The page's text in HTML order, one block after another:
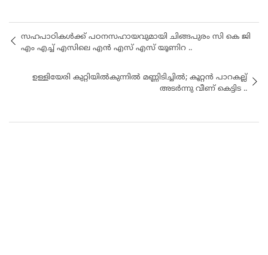
സഹപാഠികൾക്ക് പഠനസഹായവുമായി ചിങ്ങപുരം സി കെ ജി
എം എച്ച് എസിലെ എൻ എസ് എസ് യൂണിറ ..
ഉള്ളിയേരി കുറ്റിയിൽകുന്നിൽ മണ്ണിടിച്ചിൽ; കൂറ്റൻ പാറകല്ല്
അടർന്നു വീണ് കെട്ടിട ..